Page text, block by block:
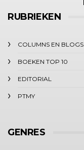
RUBRIEKEN
COLUMNS EN BLOGS
BOEKEN TOP 10
EDITORIAL
PTMY
GENRES